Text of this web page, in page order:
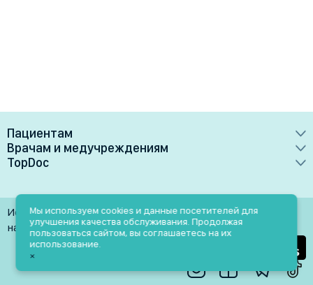
Пациентам
Врачи
Клиники
Лаборатории
Услуги
Блог
Акции и скидки
Врачам и медучреждениям
Преимущества
Медучреждениям
Врачам
TopDoc
Контакты
Помощь
Использование материалов разрешено только при
наличии активной ссылки на источник
Мы используем cookies и данные посетителей для
улучшения качества обслуживания. Продолжая
пользоваться сайтом, вы соглашаетесь на их
использование.
×